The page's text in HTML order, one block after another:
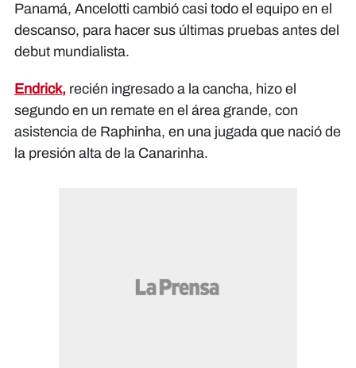
Panamá, Ancelotti cambió casi todo el equipo en el
descanso, para hacer sus últimas pruebas antes del
debut mundialista.
Endrick, recién ingresado a la cancha, hizo el
segundo en un remate en el área grande, con
asistencia de Raphinha, en una jugada que nació de
la presión alta de la Canarinha.